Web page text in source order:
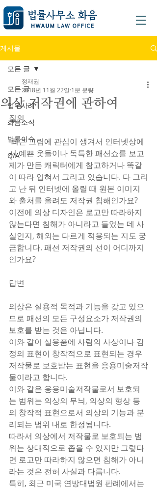
게시물
모든 글
업무사례
화음소식
법률이슈
Q/A
모든 글
의상 저작권에 관하여
정재권
2018년 11월 22일 1분 분량
질의
최근 그림에 관심이 생겨서 인터넷상에
서 예쁜 옷들이나 독특한 패션쇼를 보고
제가 만든 캐릭터에게 참고하거나 똑같
이 따라 입혀서 그리고 있습니다. 다 그리
고 난 뒤 인터넷에 올릴 때 원본 이미지
와 출처를 올려도 저작권 침해인가요?
이전에 의상 디자인은 로고만 따라하지
않는다면 침해가 아니라고 들었는 데 사
실인지, 해외는 다르게 적용되는 지도 궁
금합니다. 패션 저작권의 선이 어디까지
인가요?
답변
의상은 실용적 목적과 기능을 갖고 있으
므로 패션의 모든 구성요소가 저작권의
보호를 받는 것은 아닙니다.
이와 같이 실용품에 사람의 사상이나 감
정의 표현이 창작적으로 표현되는 경우
저작물로 보호받는 표현을 응용미술저작
물이라고 합니다.
이와 같은 응용미술저작물로서 보호되
는 범위는 의상의 무늬, 의상의 형상 등
의 창작적 표현으로서 의상의 기능과 분
리되는 범위 내로 한정됩니다.
따라서 의상에서 저작물로 보호되는 범
위는 상대적으로 좁을 수 있지만 그렇다
면 로고만 따라하지 않으면 침해가 아니
라는 것은 전혀 사실과 다릅니다.
특히, 최근 미국 연방대법원 판례에서는